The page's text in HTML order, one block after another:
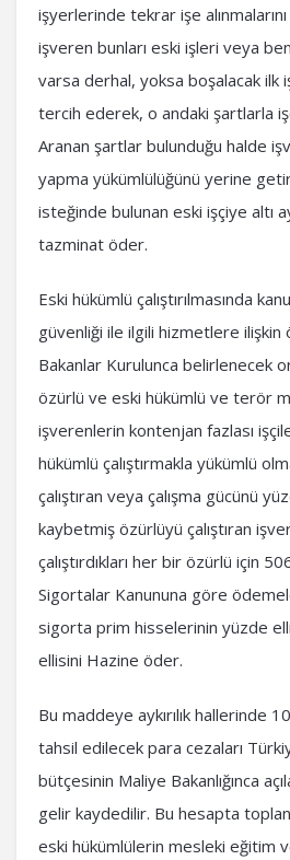
işyerlerinde tekrar işe
işveren bunları eski işleri veya
varsa derhal, yoksa boşalacak ilk
tercih ederek, o andaki şartlarla
Aranan şartlar bulunduğu halde
yapma yükümlülüğünü yerine
isteğinde bulunan eski işçiye altı
tazminat öder.
Eski hükümlü çalıştırılmasında
güvenliği ile ilgili hizmetlere ilişkin
Bakanlar Kurulunca belirlenecek
özürlü ve eski hükümlü ve terör
işverenlerin kontenjan fazlası
hükümlü çalıştırmakla yükümlü
çalıştıran veya çalışma gücünü
kaybetmiş özürlüyü çalıştıran
çalıştırdıkları her bir özürlü için
Sigortalar Kanununa göre
sigorta prim hisselerinin yüzde
ellisini Hazine öder.
Bu maddeye aykırılık hallerinde
tahsil edilecek para cezaları
bütçesinin Maliye Bakanlığınca
gelir kaydedilir. Bu hesapta
eski hükümlülerin mesleki eğitim